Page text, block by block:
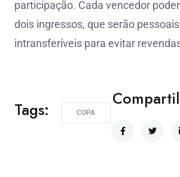
participação. Cada vencedor
dois ingressos, que serão
intransferíveis para evitar
Tags: COPA